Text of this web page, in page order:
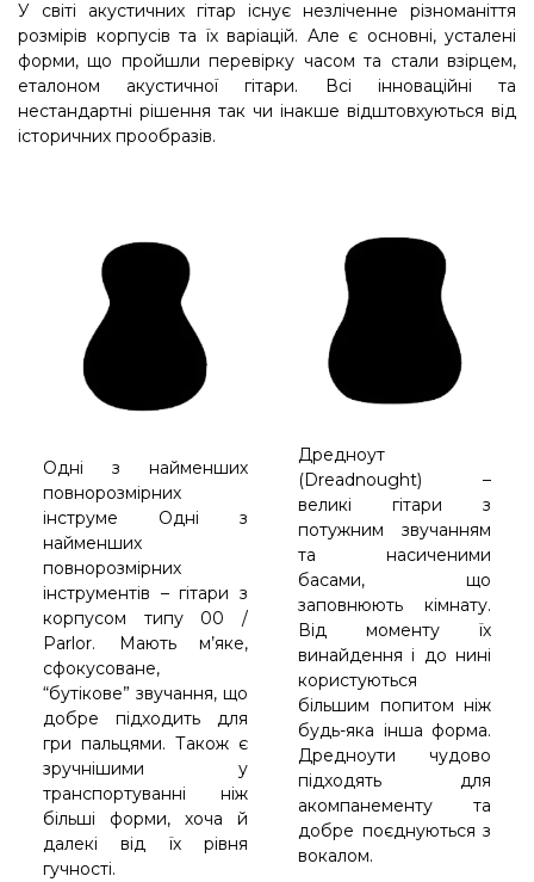
У світі акустичних гітар існує незліченне різноманіття
розмірів корпусів та їх варіацій. Але є основні, усталені
форми, що пройшли перевірку часом та стали взірцем,
еталоном акустичної гітари. Всі інноваційні та
нестандартні рішення так чи інакше відштовхуються від
історичних прообразів.
Одні з найменших
повнорозмірних
інструме Одні з
найменших
повнорозмірних
інструментів – гітари з
корпусом типу 00 /
Parlor. Мають м’яке,
сфокусоване,
“бутікове” звучання, що
добре підходить для
гри пальцями. Також є
зручнішими у
транспортуванні ніж
більші форми, хоча й
далекі від їх рівня
гучності.
Дредноут
(Dreadnought) –
великі гітари з
потужним звучанням
та насиченими
басами, що
заповнюють кімнату.
Від моменту їх
винайдення і до нині
користуються
більшим попитом ніж
будь-яка інша форма.
Дредноути чудово
підходять для
акомпанементу та
добре поєднуються з
вокалом.